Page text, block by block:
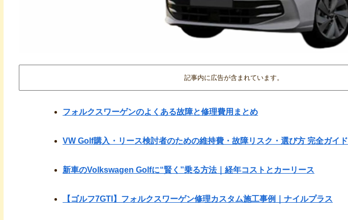
記事内に広告が含まれています。
フォルクスワーゲンのよくある故障と修理費用まとめ
VW Golf購入・リース検討者のための維持費・故障リスク・選び方 完全ガイド
新車のVolkswagen Golfに“賢く”乗る方法｜経年コストとカーリース
【ゴルフ7GTI】フォルクスワーゲン修理カスタム施工事例｜ナイルプラス